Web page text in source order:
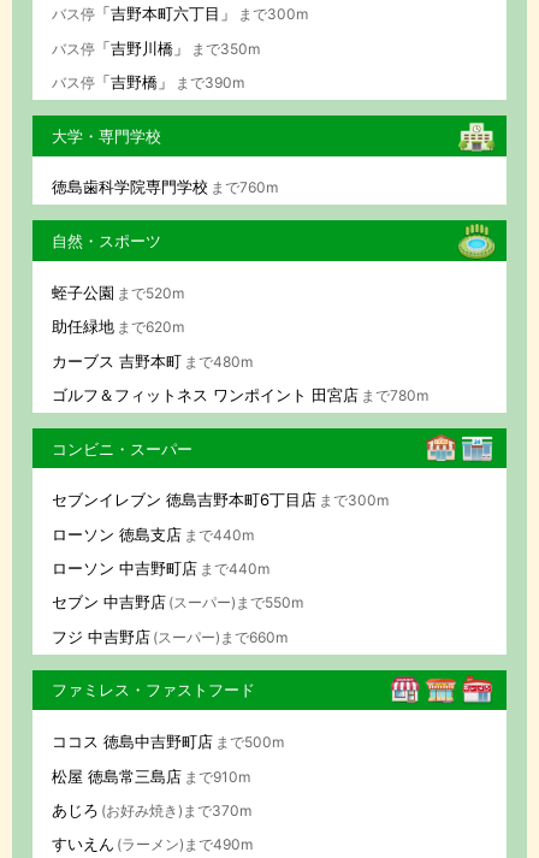
バス停「吉野本町六丁目」
まで300m
バス停「吉野川橋」
まで350m
バス停「吉野橋」 まで390m
大学・専門学校
徳島歯科学院専門学校 まで760m
自然・スポーツ
蛭子公園 まで520m
助任緑地 まで620m
カーブス 吉野本町 まで480m
ゴルフ＆フィットネス ワンポイント 田宮店 まで780m
コンビニ・スーパー
セブンイレブン 徳島吉野本町6丁目店 まで300m
ローソン 徳島支店 まで440m
ローソン 中吉野町店 まで440m
セブン 中吉野店 (スーパー)まで550m
フジ 中吉野店 (スーパー)まで660m
ファミレス・ファストフード
ココス 徳島中吉野町店 まで500m
松屋 徳島常三島店 まで910m
あじろ (お好み焼き)まで370m
すいえん (ラーメン)まで490m